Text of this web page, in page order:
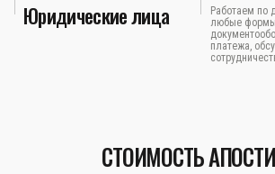
Юридические лица
Работаем по
любые формы
платежа,
СТОИМОСТЬ